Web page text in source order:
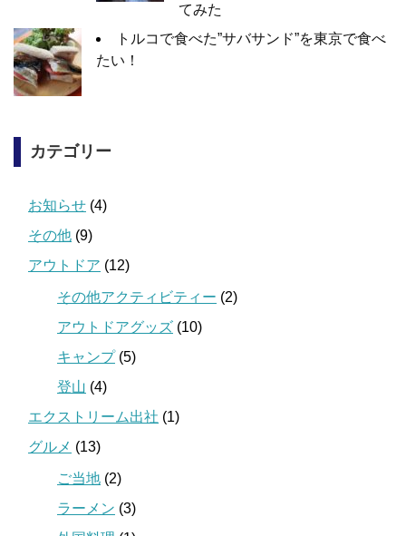
てみた
トルコで食べた”サバサンド”を東京で食べ
たい！
カテゴリー
お知らせ (4)
その他 (9)
アウトドア (12)
その他アクティビティー (2)
アウトドアグッズ (10)
キャンプ(5)
登山 (4)
エクストリーム出社 (1)
グルメ (13)
ご当地 (2)
ラーメン (3)